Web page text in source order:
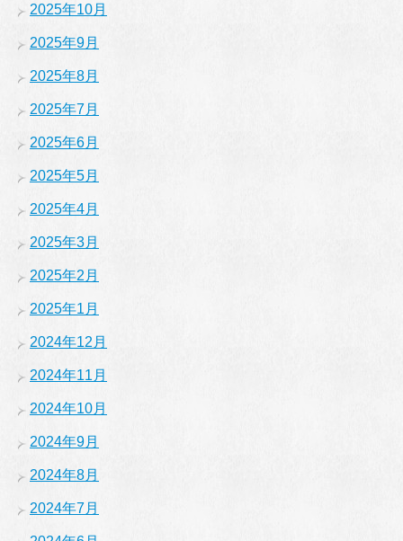
2025年10月
2025年9月
2025年8月
2025年7月
2025年6月
2025年5月
2025年4月
2025年3月
2025年2月
2025年1月
2024年12月
2024年11月
2024年10月
2024年9月
2024年8月
2024年7月